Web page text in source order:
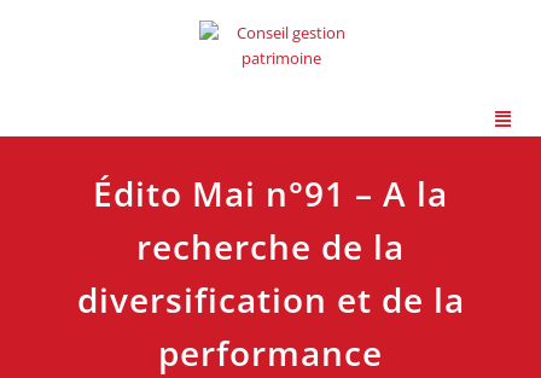
Édito Mai n°91 – A la
recherche de la
diversification et de la
performance